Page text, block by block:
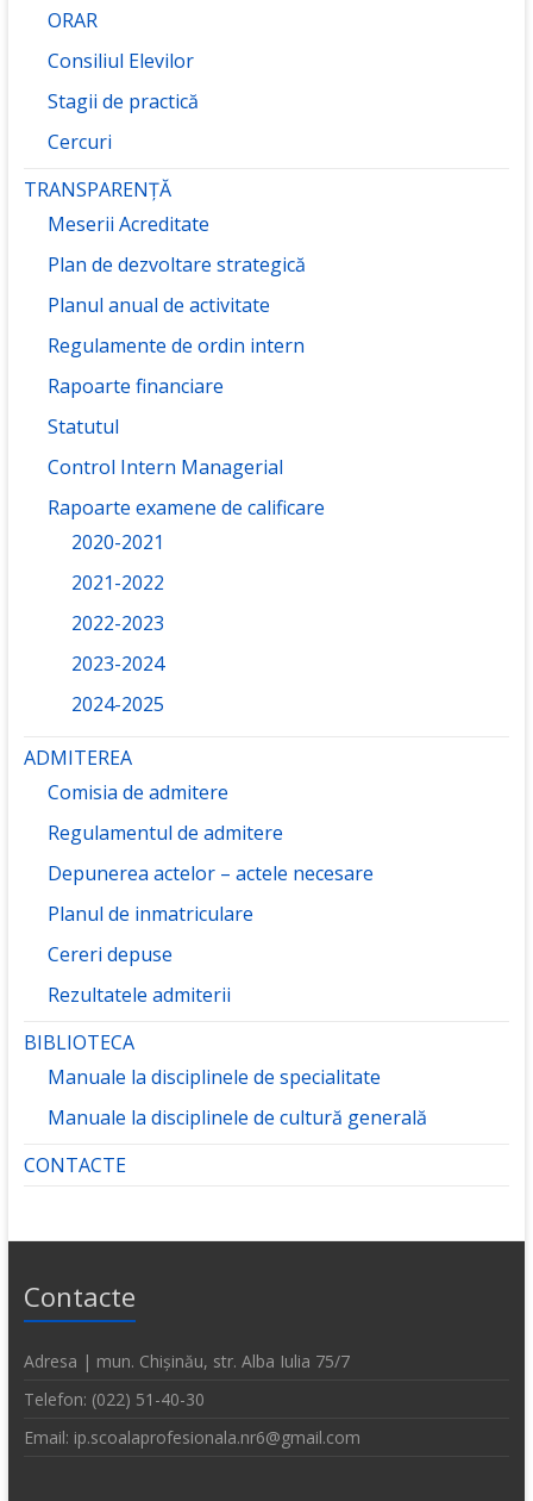
ORAR
Consiliul Elevilor
Stagii de practică
Cercuri
TRANSPARENȚĂ
Meserii Acreditate
Plan de dezvoltare strategică
Planul anual de activitate
Regulamente de ordin intern
Rapoarte financiare
Statutul
Control Intern Managerial
Rapoarte examene de calificare
2020-2021
2021-2022
2022-2023
2023-2024
2024-2025
ADMITEREA
Comisia de admitere
Regulamentul de admitere
Depunerea actelor – actele necesare
Planul de inmatriculare
Cereri depuse
Rezultatele admiterii
BIBLIOTECA
Manuale la disciplinele de specialitate
Manuale la disciplinele de cultură generală
CONTACTE
Contacte
Adresa | mun. Chișinău, str. Alba Iulia 75/7
Telefon: (022) 51-40-30
Email: ip.scoalaprofesionala.nr6@gmail.com